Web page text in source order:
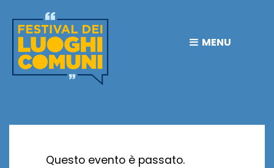
MENU
Questo evento è passato.